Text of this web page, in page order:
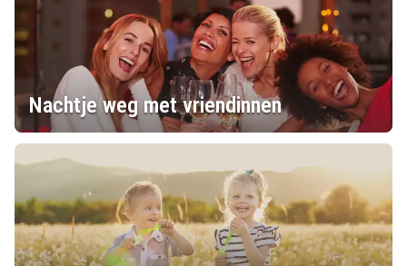
Nachtje weg met vriendinnen